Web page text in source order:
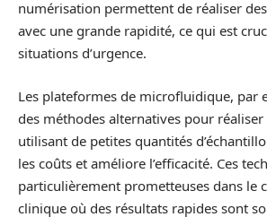
numérisation permettent de réaliser
avec une grande rapidité, ce qui est
situations d’urgence.
Les plateformes de microfluidique, par
des méthodes alternatives pour réaliser
utilisant de petites quantités
les coûts et améliore l’efficacité. Ces
particulièrement prometteuses dans le
clinique où des résultats rapides sont